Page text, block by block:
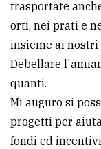
trasportate
orti, nei prati e
insieme ai
Debellare
quanti.
Mi auguro si
progetti per
fondi ed